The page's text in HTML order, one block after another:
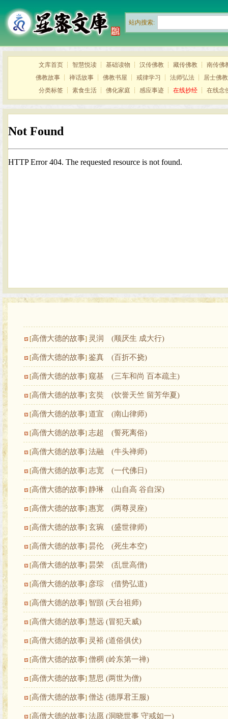
站内搜索:
文库首页 ┊ 智慧悦读 ┊ 基础读物 ┊ 汉传佛教 ┊ 藏传佛教 ┊ 南传佛
佛教故事 ┊ 禅话故事 ┊ 佛教书屋 ┊ 戒律学习 ┊ 法师弘法 ┊ 居士佛教
分类标签 ┊ 素食生活 ┊ 佛化家庭 ┊ 感应事迹 ┊ 在线抄经 ┊ 在线念
[高僧大德的故事] 灵润 (顺厌生 成大行)
[高僧大德的故事] 鉴真 (百折不挠)
[高僧大德的故事] 窥基 (三车和尚 百本疏主)
[高僧大德的故事] 玄奘 (饮誉天竺 留芳华夏)
[高僧大德的故事] 道宣 (南山律师)
[高僧大德的故事] 志超 (誓死离俗)
[高僧大德的故事] 法融 (牛头禅师)
[高僧大德的故事] 志宽 (一代佛日)
[高僧大德的故事] 静琳 (山自高 谷自深)
[高僧大德的故事] 惠宽 (两尊灵座)
[高僧大德的故事] 玄琬 (盛世律师)
[高僧大德的故事] 昙伦 (死生本空)
[高僧大德的故事] 昙荣 (乱世高僧)
[高僧大德的故事] 彦琮 (借势弘道)
[高僧大德的故事] 智顗 (天台祖师)
[高僧大德的故事] 慧远 (冒犯天威)
[高僧大德的故事] 灵裕 (道俗俱伏)
[高僧大德的故事] 僧稠 (岭东第一禅)
[高僧大德的故事] 慧思 (两世为僧)
[高僧大德的故事] 僧达 (德厚君王服)
[高僧大德的故事] 法愿 (洞晓世事 守戒如一)